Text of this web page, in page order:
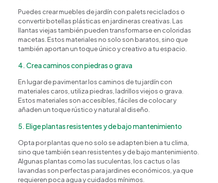
Puedes crear muebles de jardín con palets reciclados o
convertir botellas plásticas en jardineras creativas. Las
llantas viejas también pueden transformarse en coloridas
macetas. Estos materiales no solo son baratos, sino que
también aportan un toque único y creativo a tu espacio.
4. Crea caminos con piedras o grava
En lugar de pavimentar los caminos de tu jardín con
materiales caros, utiliza piedras, ladrillos viejos o grava.
Estos materiales son accesibles, fáciles de colocar y
añaden un toque rústico y natural al diseño.
5. Elige plantas resistentes y de bajo mantenimiento
Opta por plantas que no solo se adapten bien a tu clima,
sino que también sean resistentes y de bajo mantenimiento.
Algunas plantas como las suculentas, los cactus o las
lavandas son perfectas para jardines económicos, ya que
requieren poca agua y cuidados mínimos.
Happy Flower
¿En qué podemos ayudarte?